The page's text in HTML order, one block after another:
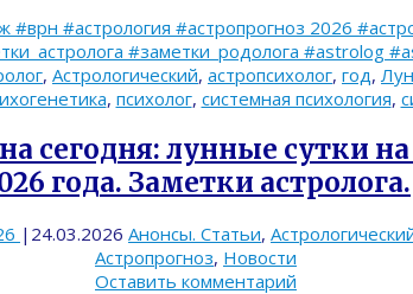
#астрология #астропрогноз 2026
#заметки_родолога #astrolog
, Астрологический, астропсихолог, год,
, психолог, системная психология,
сегодня: лунные сутки
года. Заметки астролога.
| 24.03.2026 Анонсы. Статьи,
Астропрогноз, Новости
Оставить комментарий